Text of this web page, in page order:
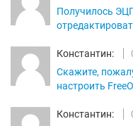
Получилось
Константин:
Скажите,
настроить
Константин: